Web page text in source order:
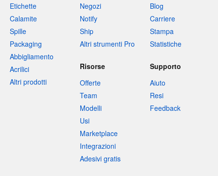
Etichette
Calamite
Spille
Packaging
Abbigliamento
Acrilici
Altri prodotti
Negozi
Notify
Ship
Altri strumenti Pro
Blog
Carriere
Stampa
Statistiche
Risorse
Offerte
Team
Modelli
Usi
Marketplace
Integrazioni
Adesivi gratis
Supporto
Aiuto
Resi
Feedback